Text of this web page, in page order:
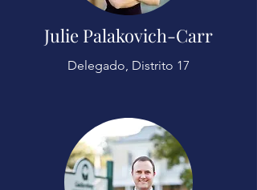
Julie Palakovich-Carr
Delegado, Distrito 17